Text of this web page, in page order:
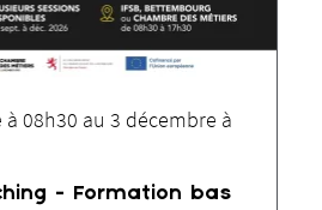
08h30 au 3 décembre à
- Formation bas